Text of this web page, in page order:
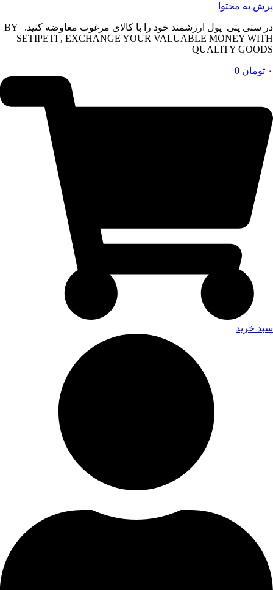
پرش به محتوا
در ستی پتی پول ارزشمند خود را با کالای مرغوب معاوضه کنید. | BY
SETIPETI , EXCHANGE YOUR VALUABLE MONEY WITH
QUALITY GOODS
۰ تومان 0
سبد خرید